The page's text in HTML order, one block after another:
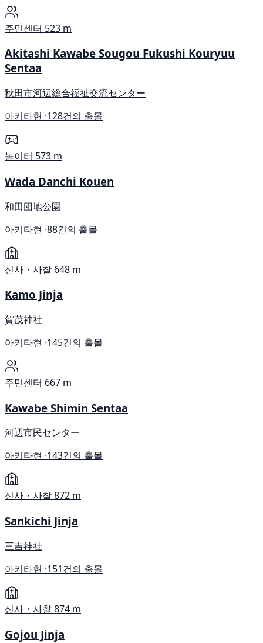
주민센터 523 m
Akitashi Kawabe Sougou Fukushi Kouryuu
Sentaa
秋田市河辺総合福祉交流センター
아키타현 ·128건의 출몰
놀이터 573 m
Wada Danchi Kouen
和田団地公園
아키타현 ·88건의 출몰
신사・사찰 648 m
Kamo Jinja
賀茂神社
아키타현 ·145건의 출몰
주민센터 667 m
Kawabe Shimin Sentaa
河辺市民センター
아키타현 ·143건의 출몰
신사・사찰872 m
Sankichi Jinja
三吉神社
아키타현 ·151건의 출몰
신사・사찰874 m
Gojou Jinja